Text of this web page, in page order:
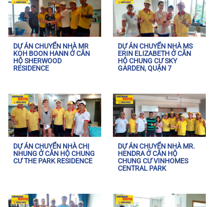
DỰ ÁN CHUYỂN NHÀ MR
KOH BOON HANN Ở CĂN
HỘ SHERWOOD
RESIDENCE
DỰ ÁN CHUYỂN NHÀ MS
ERIN ELIZABETH Ở CĂN
HỘ CHUNG CƯ SKY
GARDEN, QUẬN 7
DỰ ÁN CHUYỂN NHÀ CHỊ
NHUNG Ở CĂN HỘ CHUNG
CƯ THE PARK RESIDENCE
DỰ ÁN CHUYỂN NHÀ MR.
HENDRA Ở CĂN HỘ
CHUNG CƯ VINHOMES
CENTRAL PARK